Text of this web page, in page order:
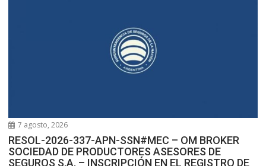
7 agosto, 2026
RESOL-2026-337-APN-SSN#MEC – OM BROKER
SOCIEDAD DE PRODUCTORES ASESORES DE
SEGUROS S.A. – INSCRIPCIÓN EN EL REGISTRO DE